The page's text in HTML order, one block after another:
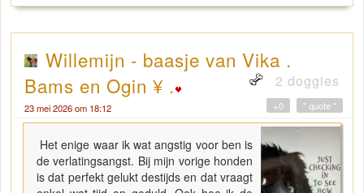
Willemijn - baasje van Vika .
Bams en Ogin ¥ .
2 doggies
23 mei 2026 om 18:12 " quote "
+0
Het enige waar ik wat angstig voor ben is
de verlatingsangst. Bij mijn vorige honden
is dat perfekt gelukt destijds en dat vraagt